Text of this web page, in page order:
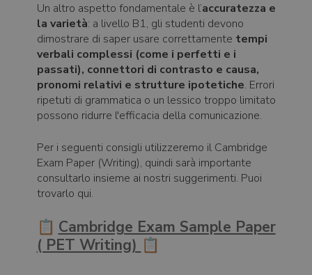
Un altro aspetto fondamentale è l’accuratezza e
la varietà: a livello B1, gli studenti devono
dimostrare di saper usare correttamente tempi
verbali complessi (come i perfetti e i
passati), connettori di contrasto e causa,
pronomi relativi e strutture ipotetiche. Errori
ripetuti di grammatica o un lessico troppo limitato
possono ridurre l'efficacia della comunicazione.
Per i seguenti consigli utilizzeremo il Cambridge
Exam Paper (Writing), quindi sarà importante
consultarlo insieme ai nostri suggerimenti. Puoi
trovarlo qui.
📋 Cambridge Exam Sample Paper
( PET Writing) 📋